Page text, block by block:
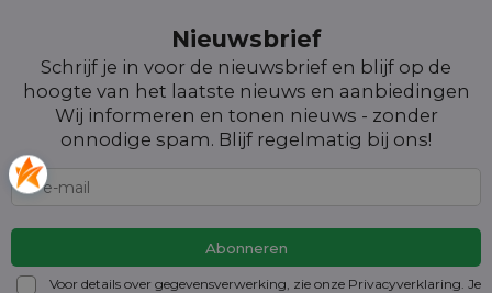
Nieuwsbrief
Schrijf je in voor de nieuwsbrief en blijf op de
hoogte van het laatste nieuws en aanbiedingen
Wij informeren en tonen nieuws - zonder
onnodige spam. Blijf regelmatig bij ons!
Voor details over gegevensverwerking, zie onze Privacyverklaring. Je